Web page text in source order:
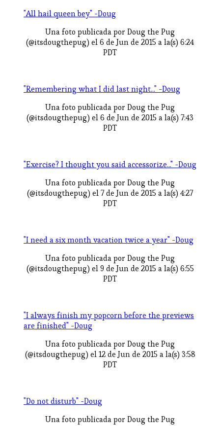
"All hail queen bey" -Doug
Una foto publicada por Doug the Pug
(@itsdougthepug) el 6 de Jun de 2015 a la(s) 6:24
PDT
"Remembering what I did last night..." -Doug
Una foto publicada por Doug the Pug
(@itsdougthepug) el 6 de Jun de 2015 a la(s) 7:43
PDT
"Exercise? I thought you said accessorize..." -Doug
Una foto publicada por Doug the Pug
(@itsdougthepug) el 7 de Jun de 2015 a la(s) 4:27
PDT
"I need a six month vacation twice a year" -Doug
Una foto publicada por Doug the Pug
(@itsdougthepug) el 9 de Jun de 2015 a la(s) 6:55
PDT
"I always finish my popcorn before the previews
are finished" -Doug
Una foto publicada por Doug the Pug
(@itsdougthepug) el 12 de Jun de 2015 a la(s) 3:58
PDT
"Do not disturb" -Doug
Una foto publicada por Doug the Pug